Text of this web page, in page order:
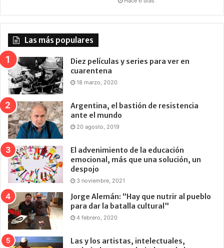
Las más populares
Diez películas y series para ver en
cuarentena
18 marzo, 2020
Argentina, el bastión de resistencia
ante el mundo
20 agosto, 2019
El advenimiento de la educación
emocional, más que una solución, un
despojo
3 noviembre, 2021
Jorge Alemán: “Hay que nutrir al pueblo
para dar la batalla cultural”
4 febrero, 2020
Las y los artistas, intelectuales,